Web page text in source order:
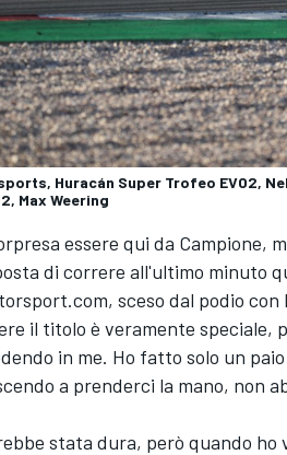
Huracán Super Trofeo EVO2,
Max Weering
essere qui da Campione,
di correre all'ultimo minuto
sceso dal podio
il titolo è veramente speciale,
in me. Ho fatto solo un
a prenderci la mano, non
stata dura, però quando